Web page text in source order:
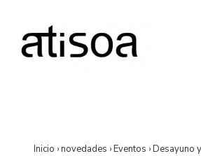
contenido
principal
Inicio ›novedades ›Eventos ›Desayuno